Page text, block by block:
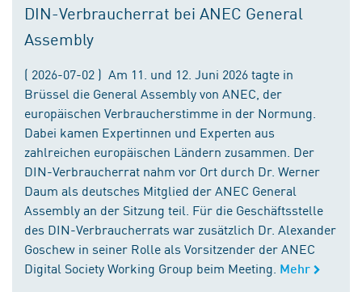
DIN-Verbraucherrat bei ANEC General
Assembly
( 2026-07-02 ) Am 11. und 12. Juni 2026 tagte in
Brüssel die General Assembly von ANEC, der
europäischen Verbraucherstimme in der Normung.
Dabei kamen Expertinnen und Experten aus
zahlreichen europäischen Ländern zusammen. Der
DIN-Verbraucherrat nahm vor Ort durch Dr. Werner
Daum als deutsches Mitglied der ANEC General
Assembly an der Sitzung teil. Für die Geschäftsstelle
des DIN-Verbraucherrats war zusätzlich Dr. Alexander
Goschew in seiner Rolle als Vorsitzender der ANEC
Digital Society Working Group beim Meeting. Mehr